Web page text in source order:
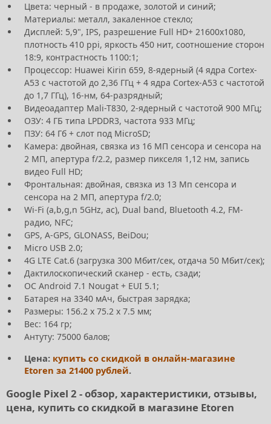
Цвета: черный - в продаже, золотой и синий;
Материалы: металл, закаленное стекло;
Дисплей: 5,9", IPS, разрешение Full HD+ 21600х1080,
плотность 410 ppi, яркость 450 нит, соотношение сторон
18:9, контрастность 1100:1;
Процессор: Huawei Kirin 659, 8-ядерный (4 ядра Cortex-
A53 с частотой до 2,36 ГГц + 4 ядра Cortex-A53 с частотой
до 1,7 ГГц), 16-нм, 64-разрядный;
Видеоадаптер Mali-T830, 2-ядерный с частотой 900 МГц;
ОЗУ: 4 ГБ типа LPDDR3, частота 933 МГц;
ПЗУ: 64 Гб + слот под MicroSD;
Камера: двойная, связка из 16 МП сенсора и сенсора на
2 МП, апертура f/2.2, размер пикселя 1,12 нм, запись
видео Full HD;
Фронтальная: двойная, связка из 13 Мп сенсора и
сенсора на 2 МП, апертура f/2.0;
Wi-Fi (a,b,g,n 5GHz, ac), Dual band, Bluetooth 4.2, FM-
радио, NFC;
GPS, A-GPS, GLONASS, BeiDou;
Micro USB 2.0;
4G LTE Cat.6 (загрузка 300 Мбит/сек, отдача 50 Мбит/сек);
Дактилоскопический сканер - есть, сзади;
ОС Android 7.1 Nougat + EUI 5.1;
Батарея на 3340 мАч, быстрая зарядка;
Размеры: 156.2 х 75.2 х 7.5 мм;
Вес: 164 гр;
Антуту: 75000 балов;
Цена: купить со скидкой в онлайн-магазине
Etoren за 21400 рублей.
Google Pixel 2 - обзор, характеристики, отзывы,
цена, купить со скидкой в магазине Etoren